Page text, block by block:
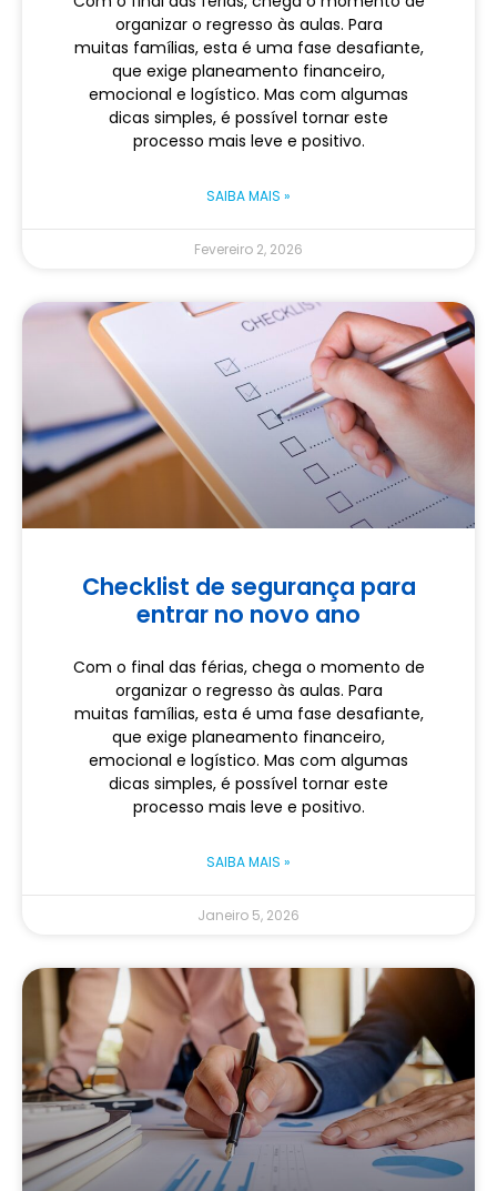
organizar o regresso às aulas. Para
muitas famílias, esta é uma fase desafiante,
que exige planeamento financeiro,
emocional e logístico. Mas com algumas
dicas simples, é possível tornar este
processo mais leve e positivo.
SAIBA MAIS »
Fevereiro 2, 2026
Checklist de segurança para
entrar no novo ano
Com o final das férias, chega o momento de
organizar o regresso às aulas. Para
muitas famílias, esta é uma fase desafiante,
que exige planeamento financeiro,
emocional e logístico. Mas com algumas
dicas simples, é possível tornar este
processo mais leve e positivo.
SAIBA MAIS »
Janeiro 5, 2026